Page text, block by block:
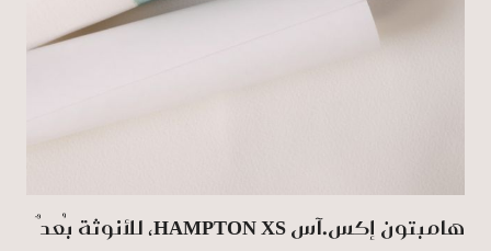
هامبتون إكس.آس HAMPTON XS، للأنوثة بُعدٌ